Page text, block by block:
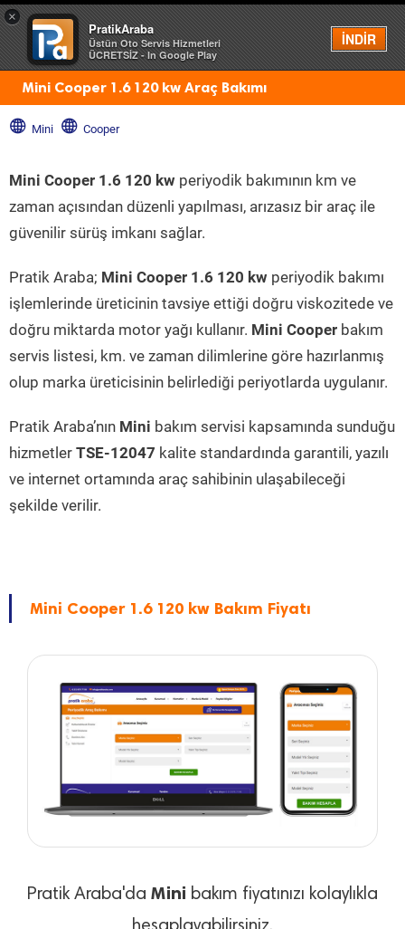
×
PratikAraba
Üstün Oto Servis Hizmetleri
ÜCRETSİZ - In Google Play
İNDİR
Menü
Mini Cooper 1.6 120 kw Araç Bakımı
Mini Cooper
Mini Cooper 1.6 120 kw periyodik bakımının km ve
zaman açısından düzenli yapılması, arızasız bir araç ile
güvenilir sürüş imkanı sağlar.
Pratik Araba; Mini Cooper 1.6 120 kw periyodik bakımı
işlemlerinde üreticinin tavsiye ettiği doğru viskozitede ve
doğru miktarda motor yağı kullanır. Mini Cooper bakım
servis listesi, km. ve zaman dilimlerine göre hazırlanmış
olup marka üreticisinin belirlediği periyotlarda uygulanır.
Pratik Araba’nın Mini bakım servisi kapsamında sunduğu
hizmetler TSE-12047 kalite standardında garantili, yazılı
ve internet ortamında araç sahibinin ulaşabileceği
şekilde verilir.
Mini Cooper 1.6 120 kw Bakım Fiyatı
Pratik Araba'da Mini bakım fiyatınızı kolaylıkla